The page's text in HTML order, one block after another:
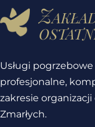
Usługi
profesjonalne,
zakresie
Zmarłych.